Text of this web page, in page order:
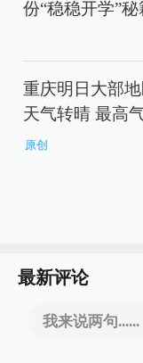
份“稳稳开学”
重庆明日大部
天气转晴 最高
原创
最新评论
我来说两句......